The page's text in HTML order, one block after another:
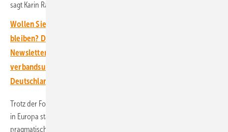
sagt Karin Rådström, CEO von Daimler Truck.
Wollen Sie über die Energiewende auf dem Laufenden
bleiben? Dann abonnieren Sie einfach den kostenlosen
Newsletter von ERNEUERBARE ENERGIEN – dem größten
verbandsunabhängigen Magazin für erneuerbare Energien in
Deutschland!
Trotz der Fortschritte warnen die CEOs, dass die Wasserstoffmobilität
in Europa stagnieren werde, wenn nicht ein besser koordinierter und
pragmatischer politischer Rahmen geschaffen wird, um den Ausbau